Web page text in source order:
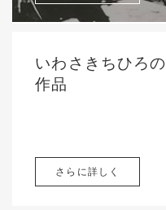
いわさきちひろの
作品
さらに詳しく